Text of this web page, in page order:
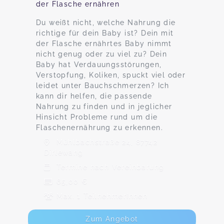
der Flasche ernähren
Du weißt nicht, welche Nahrung die
richtige für dein Baby ist? Dein mit
der Flasche ernährtes Baby nimmt
nicht genug oder zu viel zu? Dein
Baby hat Verdauungsstörungen,
Verstopfung, Koliken, spuckt viel oder
leidet unter Bauchschmerzen? Ich
kann dir helfen, die passende
Nahrung zu finden und in jeglicher
Hinsicht Probleme rund um die
Flaschenernährung zu erkennen.
Mühlbachstraße 24, 87742
Dirlewang
Termine nach Vereinbarung
65,00 €
Max. 1 TeilnehmerInnen
Zum Angebot